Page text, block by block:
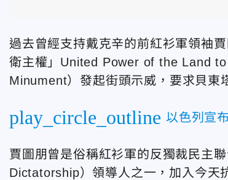
過去曾經支持戴克辛的前紅衫軍領袖
衛主權」United Power of the Land
Minument）發起街頭示威，要求貝東
play_circle_outline 以色列宣
賈圖朋曾是俗稱紅衫軍的反獨裁民主
Dictatorship）領導人之一，加入今天